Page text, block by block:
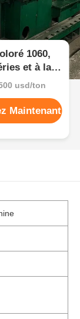
1060,
et à la
usd/ton
Maintenant